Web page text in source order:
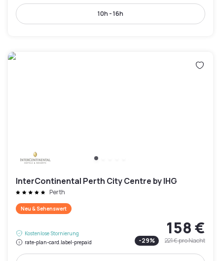
10h - 16h
InterContinental Perth City Centre by IHG
Perth
Neu & Sehenswert
Kostenlose Stornierung
rate-plan-card.label-prepaid
158 €
-29% 221 €pro Nacht